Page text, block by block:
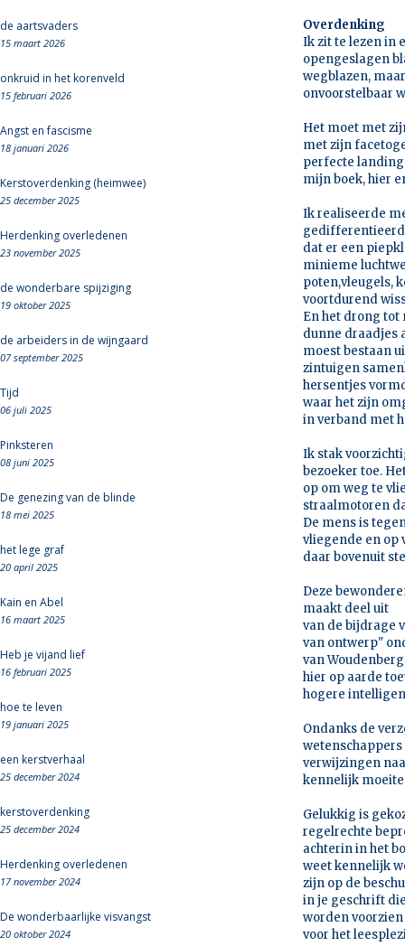
de aartsvaders
15 maart 2026
onkruid in het korenveld
15 februari 2026
Angst en fascisme
18 januari 2026
Kerstoverdenking (heimwee)
25 december 2025
Herdenking overledenen
23 november 2025
de wonderbare spijziging
19 oktober 2025
de arbeiders in de wijngaard
07 september 2025
Tijd
06 juli 2025
Pinksteren
08 juni 2025
De genezing van de blinde
18 mei 2025
het lege graf
20 april 2025
Kain en Abel
16 maart 2025
Heb je vijand lief
16 februari 2025
hoe te leven
19 januari 2025
een kerstverhaal
25 december 2024
kerstoverdenking
25 december 2024
Herdenking overledenen
17 november 2024
De wonderbaarlijke visvangst
20 oktober 2024
Overdenking
Ik zit te lezen in
opengeslagen
wegblazen,
onvoorstelbaar
Het moet met
met zijn
perfecte
mijn boek, hier
Ik realiseerde
gedifferentieerd
dat er een
minieme
poten,vleugels,
voortdurend
En het drong tot
dunne draadjes
moest bestaan
zintuigen
hersentjes
waar het zijn
in verband met
Ik stak
bezoeker toe.
op om weg te
straalmotoren
De mens is
vliegende en op
daar bovenuit
Deze
maakt deel uit
van de bijdrage
van ontwerp"
van
hier op aarde
hogere
Ondanks de
verwijzingen
kennelijk
Gelukkig is
regelrechte
achterin in het
weet kennelijk
zijn op de
in je geschrift
worden
voor het